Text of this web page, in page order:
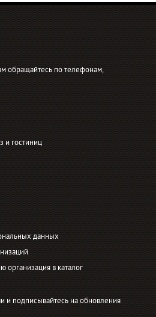
обращайтесь по телефонам,
и гостиниц
данных
организация в каталог
и подписывайтесь на обновления